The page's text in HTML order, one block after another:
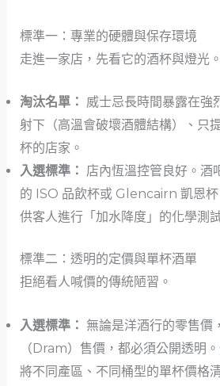
標準一：專業的硬體與保存環境
走進一家店，先看它的酒杯與燈光。
淘汰名單： 威士忌長時間暴露在強
射下（高溫會破壞酒體結構）、只
杯的店家。
入選標準： 店內恆溫控管良好。酒
的 ISO 品飲杯或 Glencairn 凱恩
供客人進行「加水降度」的化學測
標準二：透明的定價與單杯酒單
拒絕看人喊價的傳統陋習。
入選標準： 無論是洋酒行的零售價
（Dram）售價，都必須公開透明
將不同產區、不同桶型的單杯價格